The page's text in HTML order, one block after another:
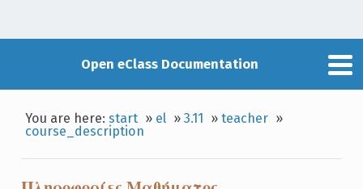
Open eClass Documentation
You are here:start » el »3.11 »teacher »
course_description